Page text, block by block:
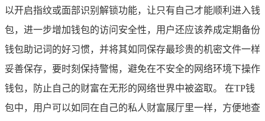
以开启指纹或面部识别解锁功能，让只有自己才能顺利进入钱
包，进一步增加钱包的访问安全性，用户还应该养成定期备份
钱包助记词的好习惯，并将其如同保存最珍贵的机密文件一样
妥善保存，要时刻保持警惕，避免在不安全的网络环境下操作
钱包，防止自己的财富在无形的网络世界中被盗取。 在TP钱
包中，用户可以如同在自己的私人财富展厅里一样，方便地查